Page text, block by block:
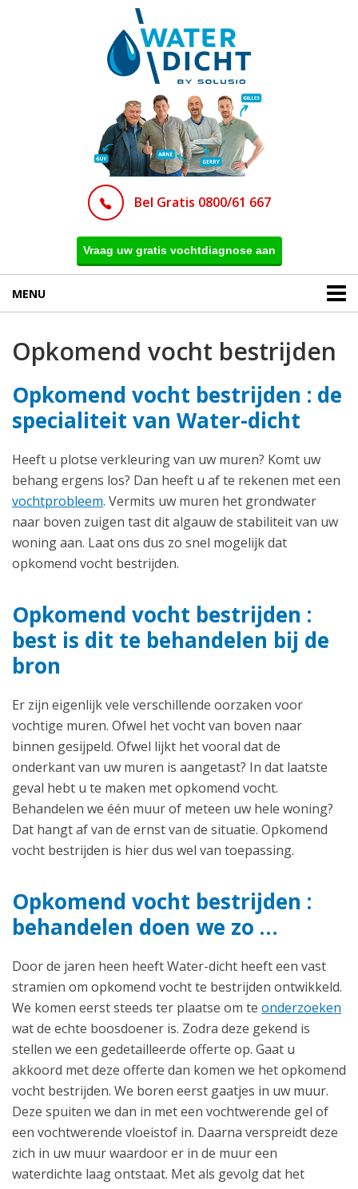
Bel Gratis 0800/61 667
Vraag uw gratis vochtdiagnose aan
MENU
Opkomend vocht bestrijden
Opkomend vocht bestrijden : de
specialiteit van Water-dicht
Heeft u plotse verkleuring van uw muren? Komt uw
behang ergens los? Dan heeft u af te rekenen met een
vochtprobleem. Vermits uw muren het grondwater
naar boven zuigen tast dit algauw de stabiliteit van uw
woning aan. Laat ons dus zo snel mogelijk dat
opkomend vocht bestrijden.
Opkomend vocht bestrijden :
best is dit te behandelen bij de
bron
Er zijn eigenlijk vele verschillende oorzaken voor
vochtige muren. Ofwel het vocht van boven naar
binnen gesijpeld. Ofwel lijkt het vooral dat de
onderkant van uw muren is aangetast? In dat laatste
geval hebt u te maken met opkomend vocht.
Behandelen we één muur of meteen uw hele woning?
Dat hangt af van de ernst van de situatie. Opkomend
vocht bestrijden is hier dus wel van toepassing.
Opkomend vocht bestrijden :
behandelen doen we zo …
Door de jaren heen heeft Water-dicht heeft een vast
stramien om opkomend vocht te bestrijden ontwikkeld.
We komen eerst steeds ter plaatse om te onderzoeken
wat de echte boosdoener is. Zodra deze gekend is
stellen we een gedetailleerde offerte op. Gaat u
akkoord met deze offerte dan komen we het opkomend
vocht bestrijden. We boren eerst gaatjes in uw muur.
Deze spuiten we dan in met een vochtwerende gel of
een vochtwerende vloeistof in. Daarna verspreidt deze
zich in uw muur waardoor er in de muur een
waterdichte laag ontstaat. Met als gevolg dat het